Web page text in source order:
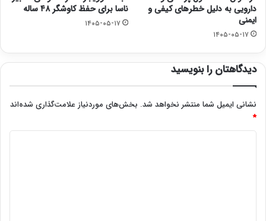
دارویی به دلیل خطرهای کیفی و
ایمنی
۱۴۰۵-۰۵-۱۷
ناسا برای حفظ کاوشگر ۴۸ ساله
۱۴۰۵-۰۵-۱۷
دیدگاهتان را بنویسید
نشانی ایمیل شما منتشر نخواهد شد. بخش‌های موردنیاز علامت‌گذاری شده‌اند
*